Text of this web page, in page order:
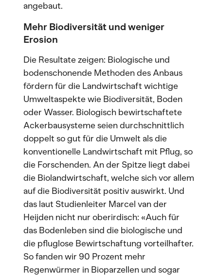
angebaut.
Mehr Biodiversität und weniger
Erosion
Die Resultate zeigen: Biologische und
bodenschonende Methoden des Anbaus
fördern für die Landwirtschaft wichtige
Umweltaspekte wie Biodiversität, Boden
oder Wasser. Biologisch bewirtschaftete
Ackerbausysteme seien durchschnittlich
doppelt so gut für die Umwelt als die
konventionelle Landwirtschaft mit Pflug, so
die Forschenden. An der Spitze liegt dabei
die Biolandwirtschaft, welche sich vor allem
auf die Biodiversität positiv auswirkt. Und
das laut Studienleiter Marcel van der
Heijden nicht nur oberirdisch: «Auch für
das Bodenleben sind die biologische und
die pfluglose Bewirtschaftung vorteilhafter.
So fanden wir 90 Prozent mehr
Regenwürmer in Bioparzellen und sogar